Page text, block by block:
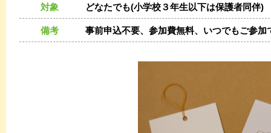
対象 どなたでも(小学校３年生以下は保護者同伴)
備考 事前申込不要、参加費無料、いつでもご参加